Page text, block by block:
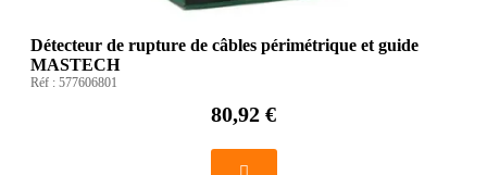
Détecteur de rupture de câbles périmétrique et guide
MASTECH
Réf : 577606801
80,92 €